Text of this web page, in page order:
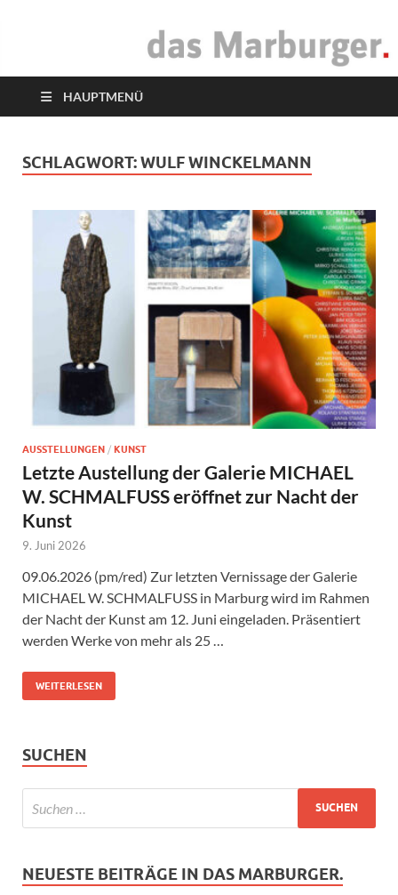
das Marburger.
HAUPTMENÜ
SCHLAGWORT:WULF WINCKELMANN
AUSSTELLUNGEN / KUNST
Letzte Austellung der Galerie MICHAEL
W. SCHMALFUSS eröffnet zur Nacht der
Kunst
9. Juni 2026
09.06.2026 (pm/red) Zur letzten Vernissage der Galerie
MICHAEL W. SCHMALFUSS in Marburg wird im Rahmen
der Nacht der Kunst am 12. Juni eingeladen. Präsentiert
werden Werke von mehr als 25 …
WEITERLESEN
SUCHEN
NEUESTE BEITRÄGE IN DAS MARBURGER.